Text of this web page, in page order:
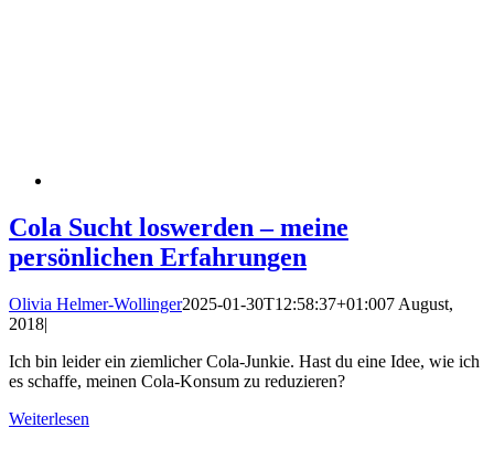
Cola Sucht loswerden – meine
persönlichen Erfahrungen
Olivia Helmer-Wollinger2025-01-30T12:58:37+01:007 August,
2018|
Ich bin leider ein ziemlicher Cola-Junkie. Hast du eine Idee, wie ich
es schaffe, meinen Cola-Konsum zu reduzieren?
Weiterlesen